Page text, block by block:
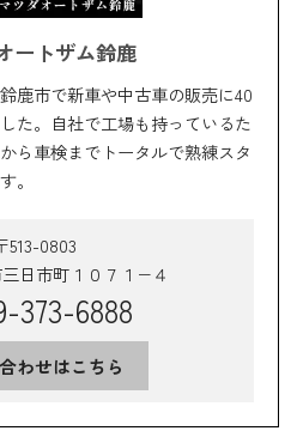
ートザム鈴鹿
鹿市で新車や中古車の販売に40
た。自社で工場も持っているた
ら車検までトータルで熟練スタ
。
513-0803
日市町１０７１−４
373-6888
わせはこちら